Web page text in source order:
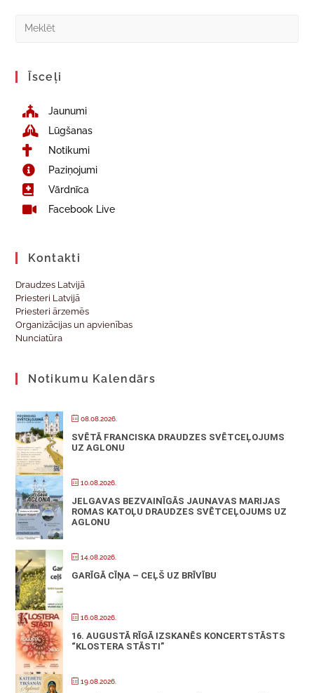
Īsceļi
Jaunumi
Lūgšanas
Notikumi
Paziņojumi
Vārdnīca
Facebook Live
Kontakti
Draudzes Latvijā
Priesteri Latvijā
Priesteri ārzemēs
Organizācijas un apvienības
Nunciatūra
Notikumu Kalendārs
08.08.2026.
SVĒTĀ FRANCISKA DRAUDZES SVĒTCEĻOJUMS
UZ AGLONU
10.08.2026.
JELGAVAS BEZVAINĪGĀS JAUNAVAS MARIJAS
ROMAS KATOĻU DRAUDZES SVĒTCEĻOJUMS UZ
AGLONU
14.08.2026.
GARĪGĀ CĪŅA – CEĻŠ UZ BRĪVĪBU
16.08.2026.
16. AUGUSTĀ RĪGĀ IZSKANĒS KONCERTSTĀSTS
“KLOSTERA STĀSTI”
19.08.2026.